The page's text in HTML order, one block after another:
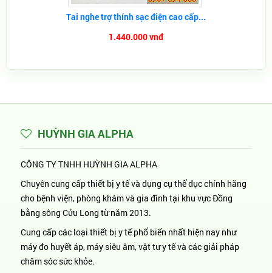
Tai nghe trợ thính sạc điện cao cấp...
1.440.000 vnđ
HUỲNH GIA ALPHA
CÔNG TY TNHH HUỲNH GIA ALPHA
Chuyên cung cấp thiết bị y tế và dụng cụ thể dục chính hãng
cho bệnh viện, phòng khám và gia đình tại khu vực Đồng
bằng sông Cửu Long từ năm 2013.
Cung cấp các loại thiết bị y tế phổ biến nhất hiện nay như
máy đo huyết áp, máy siêu âm, vật tư y tế và các giải pháp
chăm sóc sức khỏe.